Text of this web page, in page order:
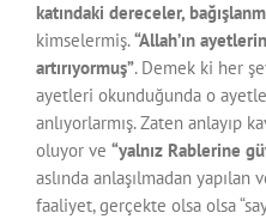
katındaki dereceler,
kimselermiş.“Allah’ın
artırıyormuş”. Demek ki her
ayetleri okunduğunda o
anlıyorlarmış. Zaten anlayıp
oluyor ve “yalnız Rablerine
aslında anlaşılmadan
faaliyet, gerçekte olsa olsa